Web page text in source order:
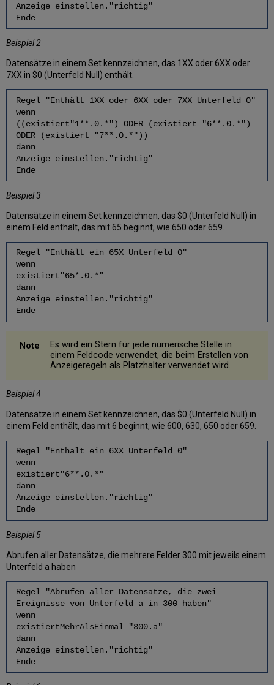
Anzeige einstellen."richtig"
Ende
Beispiel 2
Datensätze in einem Set kennzeichnen, das 1XX oder 6XX oder
7XX in $0 (Unterfeld Null) enthält.
Regel "Enthält 1XX oder 6XX oder 7XX Unterfeld 0"
wenn
((existiert"1**.0.*") ODER (existiert "6**.0.*")
ODER (existiert "7**.0.*"))
dann
Anzeige einstellen."richtig"
Ende
Beispiel 3
Datensätze in einem Set kennzeichnen, das $0 (Unterfeld Null) in
einem Feld enthält, das mit 65 beginnt, wie 650 oder 659.
Regel "Enthält ein 65X Unterfeld 0"
wenn
existiert"65*.0.*"
dann
Anzeige einstellen."richtig"
Ende
Es wird ein Stern für jede numerische Stelle in
einem Feldcode verwendet, die beim Erstellen von
Anzeigeregeln als Platzhalter verwendet wird.
Beispiel 4
Datensätze in einem Set kennzeichnen, das $0 (Unterfeld Null) in
einem Feld enthält, das mit 6 beginnt, wie 600, 630, 650 oder 659.
Regel "Enthält ein 6XX Unterfeld 0"
wenn
existiert"6**.0.*"
dann
Anzeige einstellen."richtig"
Ende
Beispiel 5
Abrufen aller Datensätze, die mehrere Felder 300 mit jeweils einem
Unterfeld a haben
Regel "Abrufen aller Datensätze, die zwei
Ereignisse von Unterfeld a in 300 haben"
wenn
existiertMehrAlsEinmal "300.a"
dann
Anzeige einstellen."richtig"
Ende